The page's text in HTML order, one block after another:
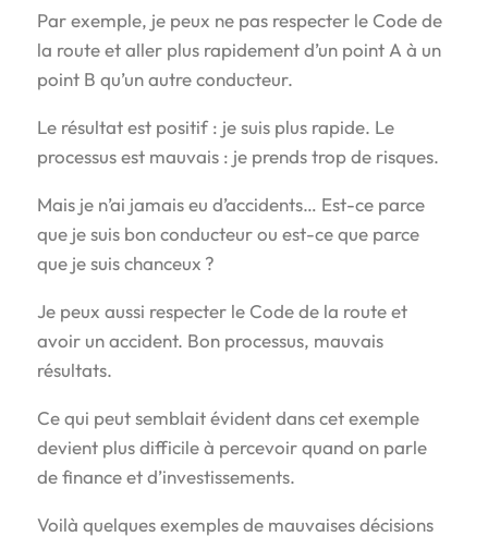
Par exemple, je peux ne pas respecter le Code de
la route et aller plus rapidement d’un point A à un
point B qu’un autre conducteur.
Le résultat est positif : je suis plus rapide. Le
processus est mauvais : je prends trop de risques.
Mais je n’ai jamais eu d’accidents… Est-ce parce
que je suis bon conducteur ou est-ce que parce
que je suis chanceux ?
Je peux aussi respecter le Code de la route et
avoir un accident. Bon processus, mauvais
résultats.
Ce qui peut semblait évident dans cet exemple
devient plus difficile à percevoir quand on parle
de finance et d’investissements.
Voilà quelques exemples de mauvaises décisions